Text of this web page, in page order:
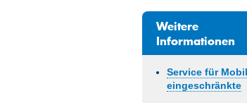
Weitere
Informationen
Service für
eingeschränkte